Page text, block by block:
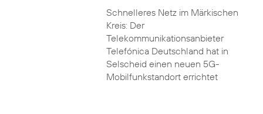
Schnelleres Netz im Märkischen
Kreis: Der
Telekommunikationsanbieter
Telefónica Deutschland hat in
Selscheid einen neuen 5G-
Mobilfunkstandort errichtet